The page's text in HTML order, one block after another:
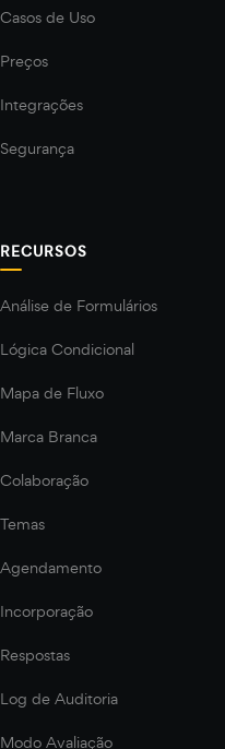
Casos de Uso
Preços
Integrações
Segurança
RECURSOS
Análise de Formulários
Lógica Condicional
Mapa de Fluxo
Marca Branca
Colaboração
Temas
Agendamento
Incorporação
Respostas
Log de Auditoria
Modo Avaliação